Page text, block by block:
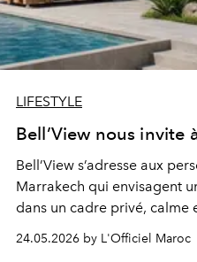
LIFESTYLE
Bell’View nous invite
Bell’View s’adresse aux
Marrakech qui envisagent
dans un cadre privé, calme
la Route d’Amizmiz, à
le domaine réunit
24.05.2026 by L'Officiel Maroc